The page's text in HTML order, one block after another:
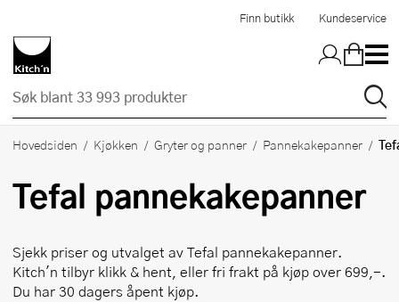
Finn butikk Kundeservice
Hovedsiden Kjøkken Gryter og panner Pannekakepanner
Tefal pannekakepanner
Sjekk priser og utvalget avTefal pannekakepanner.
Kitch'n tilbyr klikk & hent, eller fri frakt på kjøp over 699,-.
Du har 30 dagers åpent kjøp.